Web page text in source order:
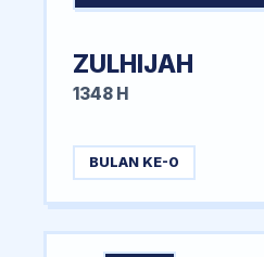
ZULHIJAH
1348 H
BULAN KE-0